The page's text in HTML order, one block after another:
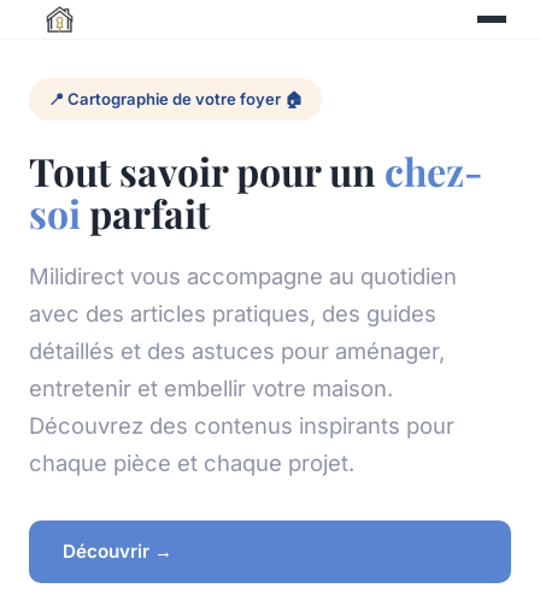
📍 Cartographie de votre foyer 🏠
Tout savoir pour un chez-
soi parfait
Milidirect vous accompagne au quotidien
avec des articles pratiques, des guides
détaillés et des astuces pour aménager,
entretenir et embellir votre maison.
Découvrez des contenus inspirants pour
chaque pièce et chaque projet.
Découvrir →